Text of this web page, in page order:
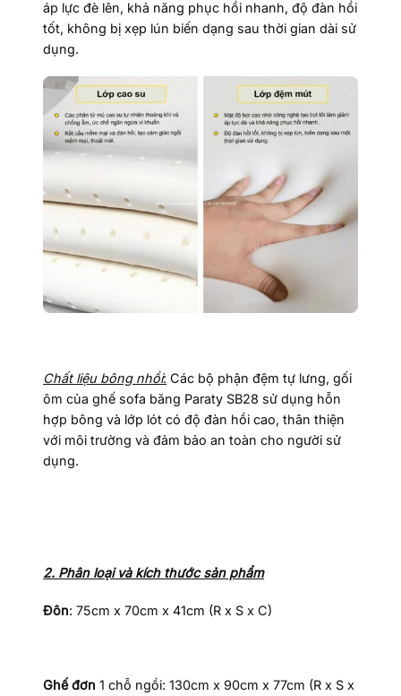
áp lực đè lên, khả năng phục hồi nhanh, độ đàn hồi
tốt, không bị xẹp lún biến dạng sau thời gian dài sử
dụng.
Chất liệu bông nhồi: Các bộ phận đệm tự lưng, gối
ôm của ghế sofa băng Paraty SB28 sử dụng hỗn
hợp bông và lớp lót có độ đàn hồi cao, thân thiện
với môi trường và đảm bảo an toàn cho người sử
dụng.
2. Phân loại và kích thước sản phẩm
Đôn: 75cm x 70cm x 41cm (R x S x C)
Ghế đơn 1 chỗ ngồi: 130cm x 90cm x 77cm (R x S x